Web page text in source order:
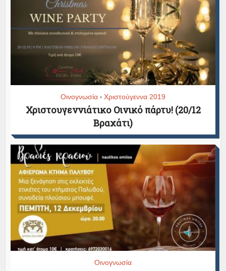
Οινογνωσία • Χριστούγεννα 2019
Χριστουγεννιάτικο Οινικό πάρτυ! (20/12
Βραχάτι)
Οινογνωσία